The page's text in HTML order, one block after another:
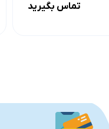
تماس بگیرید